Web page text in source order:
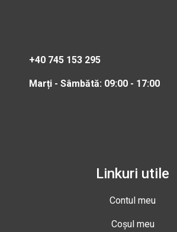
+40 745 153 295
Marți - Sâmbătă: 09:00 - 17:00
Linkuri utile
Contul meu
Coșul meu